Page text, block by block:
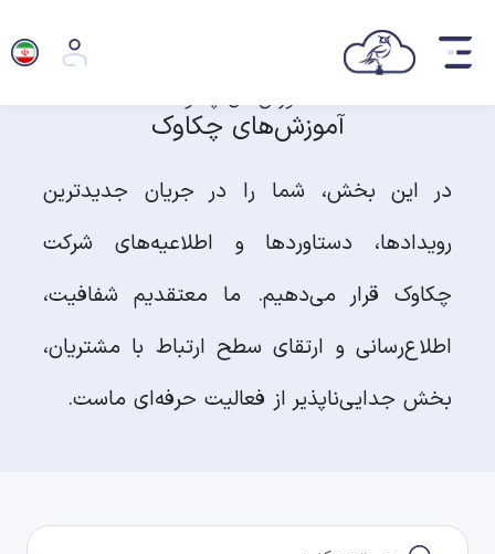
آموزش‌های چکاوک
در این بخش، شما را در جریان جدیدترین
رویدادها، دستاوردها و اطلاعیه‌های شرکت
چکاوک قرار می‌دهیم. ما معتقدیم شفافیت،
اطلاع‌رسانی و ارتقای سطح ارتباط با مشتریان،
بخش جدایی‌ناپذیر از فعالیت حرفه‌ای ماست.